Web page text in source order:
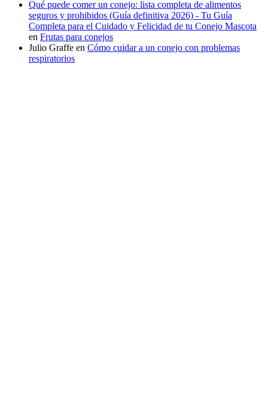
Qué puede comer un conejo: lista completa de alimentos
seguros y prohibidos (Guía definitiva 2026) - Tu Guía
Completa para el Cuidado y Felicidad de tu Conejo Mascota
en Frutas para conejos
Julio Graffe en Cómo cuidar a un conejo con problemas
respiratorios